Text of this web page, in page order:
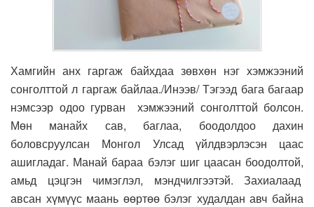
Хамгийн анх гаргаж байхдаа зөвхөн нэг хэмжээний
сонголттой л гаргаж байлаа./Инээв/ Тэгээд бага багаар
нэмсээр одоо гурван хэмжээний сонголттой болсон.
Мөн манайх сав, баглаа, боодолдоо дахин
боловсруулсан Монгол Улсад үйлдвэрлэсэн цаас
ашигладаг. Манай бараа бэлэг шиг цаасан боодолтой,
амьд цэцгэн чимэглэл, мэндчилгээтэй. Захиалаад
авсан хүмүүс маань өөртөө бэлэг худалдан авч байна